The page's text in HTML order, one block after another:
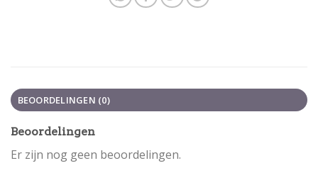
BEOORDELINGEN (0)
Beoordelingen
Er zijn nog geen beoordelingen.